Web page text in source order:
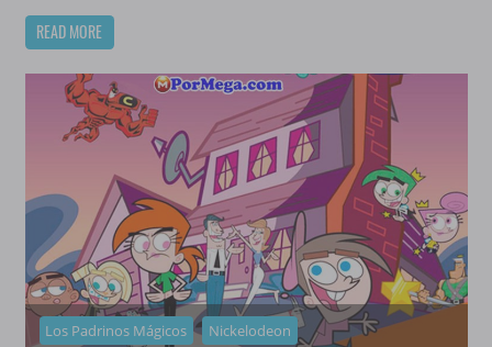
READ MORE
Los Padrinos Mágicos Nickelodeon